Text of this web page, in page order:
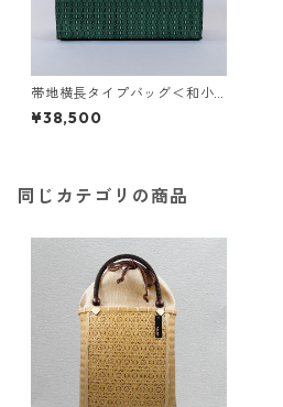
帯地横長タイプバッグ＜和小
物さくら＞ SBA-18
¥38,500
同じカテゴリの商品